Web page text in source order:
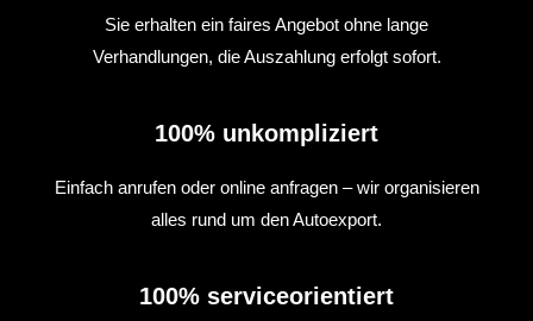
Sie erhalten ein faires Angebot ohne lange
Verhandlungen, die Auszahlung erfolgt sofort.
100% unkompliziert
Einfach anrufen oder online anfragen – wir organisieren
alles rund um den Autoexport.
100% serviceorientiert